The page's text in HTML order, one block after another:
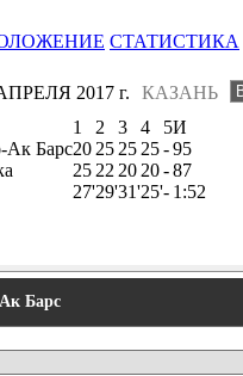
СТАТИСТИКА
КАЗАНЬ
2017 г.
1 2 3 4 5И
Ак Барс20 25 25 25-95
25 22 20 20-87
27'29'31'25'- 1:52
Барс